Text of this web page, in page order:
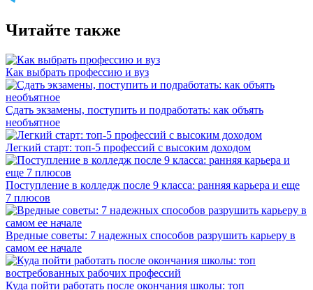
Читайте также
Как выбрать профессию и вуз
Сдать экзамены, поступить и подработать: как объять
необъятное
Легкий старт: топ-5 профессий с высоким доходом
Поступление в колледж после 9 класса: ранняя карьера и еще
7 плюсов
Вредные советы: 7 надежных способов разрушить карьеру в
самом ее начале
Куда пойти работать после окончания школы: топ